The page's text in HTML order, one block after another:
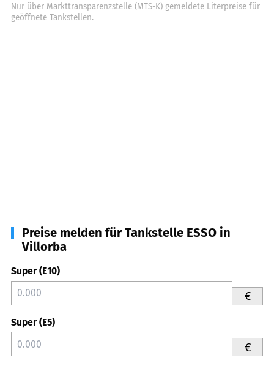
Nur über Markttransparenzstelle (MTS-K) gemeldete Literpreise für
geöffnete Tankstellen.
Preise melden für Tankstelle ESSO in
Villorba
Super (E10)
€
Super (E5)
€